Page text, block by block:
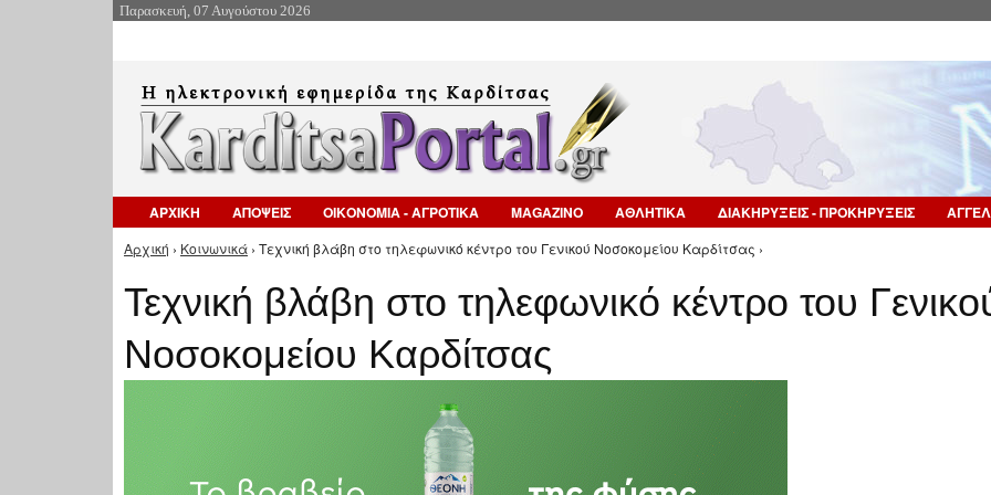
Παρασκευή, 07 Αυγούστου 2026
ΑΡΧΙΚΗ ΑΠΟΨΕΙΣ ΟΙΚΟΝΟΜΙΑ - ΑΓΡΟΤΙΚΑ MAGAZINO ΑΘΛΗΤΙΚΑ ΔΙΑΚΗΡΥΞΕΙΣ - ΠΡΟΚΗΡΥΞΕΙΣ
Είστε εδώ
Αρχική › Κοινωνικά › Τεχνική βλάβη στο τηλεφωνικό κέντρο του Γενικού Νοσοκομείου Καρδίτσας ›
Τεχνική βλάβη στο τηλεφωνικό κέντρο του
Νοσοκομείου Καρδίτσας